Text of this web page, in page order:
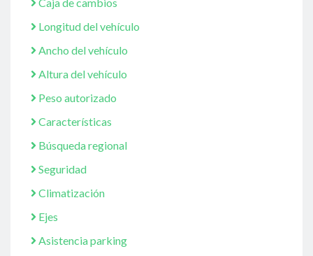
Longitud del vehículo
Ancho del vehículo
Altura del vehículo
Peso autorizado
Características
Búsqueda regional
Seguridad
Climatización
Ejes
Asistencia parking